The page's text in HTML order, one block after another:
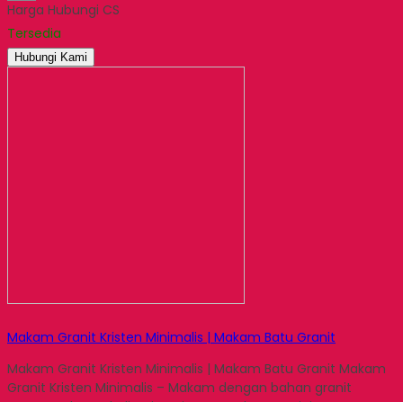
Email
Harga Hubungi CS
Tersedia
Hubungi Kami
Makam Granit Kristen Minimalis | Makam Batu Granit
Makam Granit Kristen Minimalis | Makam Batu Granit Makam
Granit Kristen Minimalis – Makam dengan bahan granit